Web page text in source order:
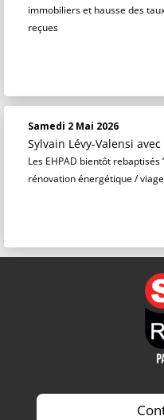
immobiliers et hausse des
reçues
Samedi 2 Mai 2026
Sylvain Lévy-Valensi
Les EHPAD bientôt
rénovation énergétique /